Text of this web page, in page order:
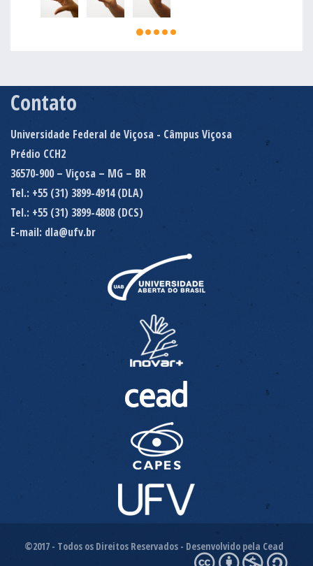
Contato
Universidade Federal de Viçosa - Câmpus Viçosa
Prédio CCH2
36570-900 – Viçosa – MG – BR
Tel.: +55 (31) 3899-4914 (DLA)
Tel.: +55 (31) 3899-4808 (DCS)
E-mail: dla@ufv.br
©2017 - Todos os Direitos Reservados - Desenvolvido pela Cead